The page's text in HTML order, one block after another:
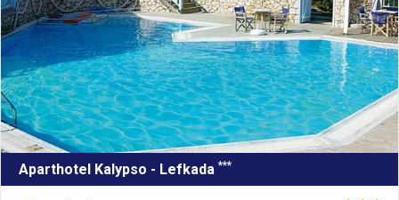
Aparthotel Kalypso - Lefkada ***